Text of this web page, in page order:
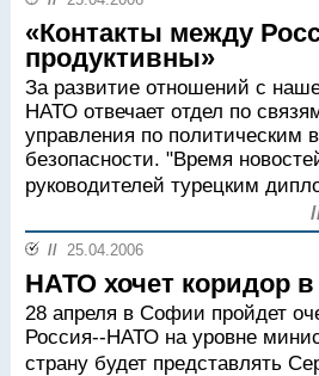
«Контакты между
продуктивны»
За развитие отношений с
НАТО отвечает отдел по
управления по политическим
безопасности. "Время
руководителей турецким
// 25.04.2006
НАТО хочет коридор
28 апреля в Софии пройдет
Россия--НАТО на уровне
страну будет представлять